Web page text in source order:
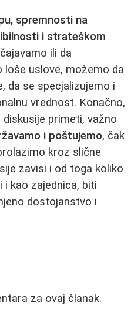
spremnosti na
i strateškom
ili da
uslove, možemo da
da se specjalizujemo i
vrednost. Konačno,
primeti, važno
i poštujemo, čak
kroz slične
zavisi i od toga koliko
i kao zajednica, biti
dostojanstvo i
za ovaj članak.